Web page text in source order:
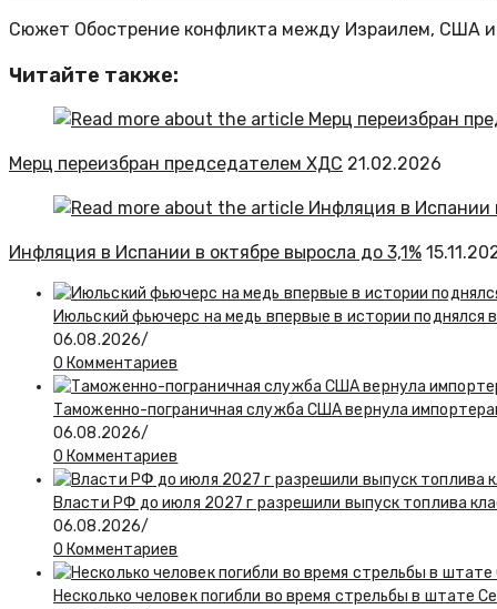
Сюжет Обострение конфликта между Израилем, США
Читайте также:
Мерц переизбран председателем ХДС 21.02.2026
Инфляция в Испании в октябре выросла до 3,1%
Июльский фьючерс на медь впервые в истории поднялся
06.08.2026/
0 Комментариев
Таможенно-пограничная служба США вернула
06.08.2026/
0 Комментариев
Власти РФ до июля 2027 г разрешили выпуск топлива
06.08.2026/
0 Комментариев
Несколько человек погибли во время стрельбы в штате